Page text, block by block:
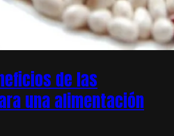
de las
una alimentación